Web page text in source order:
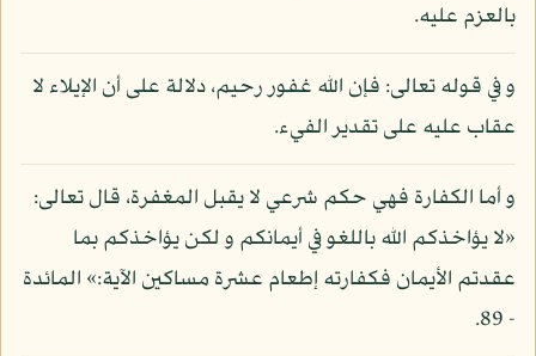
بالعزم عليه.
و في قوله تعالى: فإن الله غفور رحيم، دلالة على أن الإيلاء لا
عقاب عليه على تقدير الفيء.
و أما الكفارة فهي حكم شرعي لا يقبل المغفرة، قال تعالى:
«لا يؤاخذكم الله باللغو في أيمانكم و لكن يؤاخذكم بما
عقدتم الأيمان فكفارته إطعام عشرة مساكين الآية:» المائدة
- 89.